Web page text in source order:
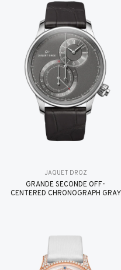
JAQUET DROZ
GRANDE SECONDE OFF-
CENTERED CHRONOGRAPH GRAY